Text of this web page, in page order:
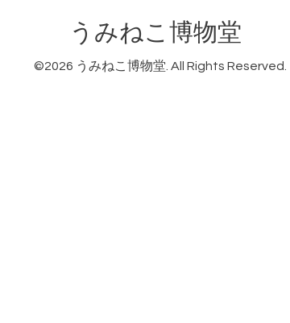
うみねこ博物堂
©2026 うみねこ博物堂. All Rights Reserved.